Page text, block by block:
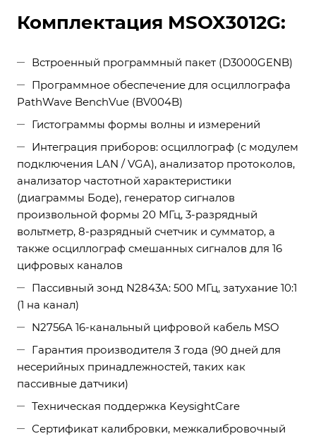
Комплектация MSOX3012G:
Встроенный программный пакет (D3000GENB)
Программное обеспечение для осциллографа
PathWave BenchVue (BV004B)
Гистограммы формы волны и измерений
Интеграция приборов: осциллограф (с модулем
подключения LAN / VGA), анализатор протоколов,
анализатор частотной характеристики
(диаграммы Боде), генератор сигналов
произвольной формы 20 МГц, 3-разрядный
вольтметр, 8-разрядный счетчик и сумматор, а
также осциллограф смешанных сигналов для 16
цифровых каналов
Пассивный зонд N2843A: 500 МГц, затухание 10:1
(1 на канал)
N2756A 16-канальный цифровой кабель MSO
Гарантия производителя 3 года (90 дней для
несерийных принадлежностей, таких как
пассивные датчики)
Техническая поддержка KeysightCare
Сертификат калибровки, межкалибровочный